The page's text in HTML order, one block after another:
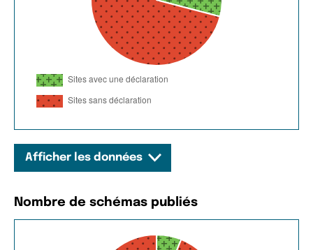
Afficher les données
Nombre de schémas publiés